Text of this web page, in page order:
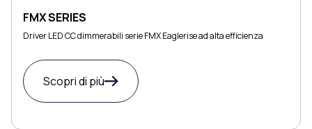
FMX SERIES
Driver LED CC dimmerabili serie FMX Eaglerise ad alta efficienza
Scopri di più